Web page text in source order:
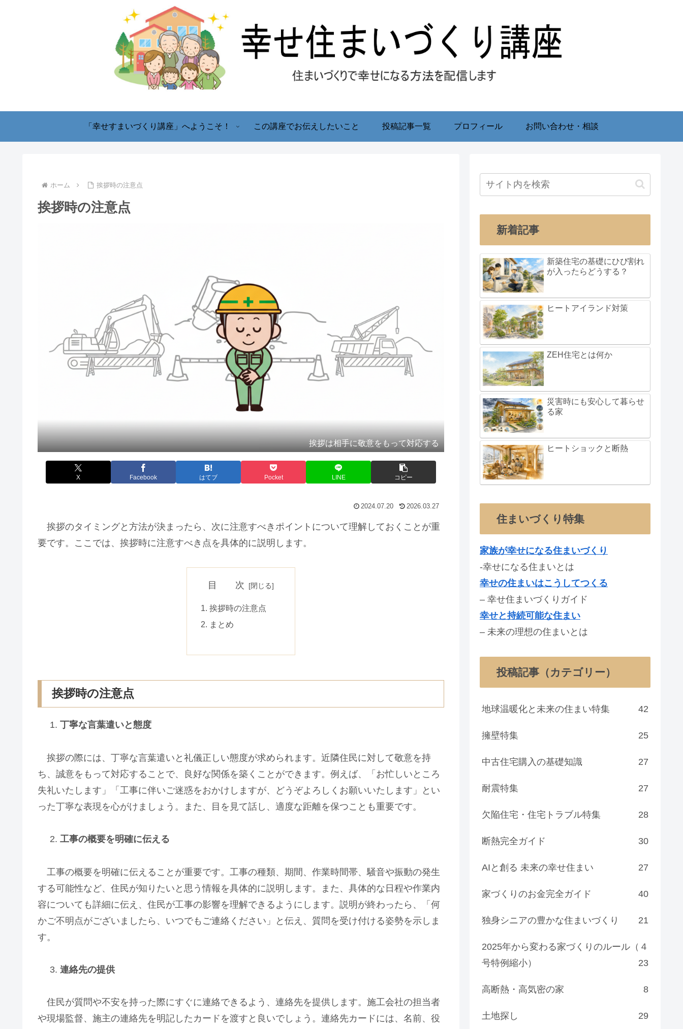
「幸せすまいづくり講座」へようこそ！ この講座でお伝えしたいこと 投稿記事一覧 プロフィール お問い合わせ・相談
ホーム 挨拶時の注意点
挨拶時の注意点
挨拶は相手に敬意をもって対応する
X Facebook はてブ Pocket LINE コピー
2024.07.20 2026.03.27
挨拶のタイミングと方法が決まったら、次に注意すべきポイントについて理解しておくことが重
要です。ここでは、挨拶時に注意すべき点を具体的に説明します。
目 次
挨拶時の注意点
まとめ
挨拶時の注意点
丁寧な言葉遣いと態度
挨拶の際には、丁寧な言葉遣いと礼儀正しい態度が求められます。近隣住民に対して敬意を持
ち、誠意をもって対応することで、良好な関係を築くことができます。例えば、「お忙しいところ
失礼いたします」「工事に伴いご迷惑をおかけしますが、どうぞよろしくお願いいたします」とい
った丁寧な表現を心がけましょう。また、目を見て話し、適度な距離を保つことも重要です。
工事の概要を明確に伝える
工事の概要を明確に伝えることが重要です。工事の種類、期間、作業時間帯、騒音や振動の発生
する可能性など、住民が知りたいと思う情報を具体的に説明します。また、具体的な日程や作業内
容についても詳細に伝え、住民が工事の影響を理解できるようにします。説明が終わったら、「何
かご不明点がございましたら、いつでもご連絡ください」と伝え、質問を受け付ける姿勢を示しま
す。
連絡先の提供
住民が質問や不安を持った際にすぐに連絡できるよう、連絡先を提供します。施工会社の担当者
や現場監督、施主の連絡先を明記したカードを渡すと良いでしょう。連絡先カードには、名前、役
新着記事
新築住宅の基礎にひび割れ
が入ったらどうする？
ヒートアイランド対策
ZEH住宅とは何か
災害時にも安心して暮らせ
る家
ヒートショックと断熱
住まいづくり特集
家族が幸せになる住まいづくり
-幸せになる住まいとは
幸せの住まいはこうしてつくる
– 幸せ住まいづくりガイド
幸せと持続可能な住まい
– 未来の理想の住まいとは
投稿記事（カテゴリー）
地球温暖化と未来の住まい特集 42
擁壁特集 25
中古住宅購入の基礎知識 27
耐震特集 27
欠陥住宅・住宅トラブル特集 28
断熱完全ガイド 30
AIと創る 未来の幸せ住まい 27
家づくりのお金完全ガイド 40
独身シニアの豊かな住まいづくり 21
2025年から変わる家づくりのルール（４
号特例縮小）
23
高断熱・高気密の家 8
土地探し 29